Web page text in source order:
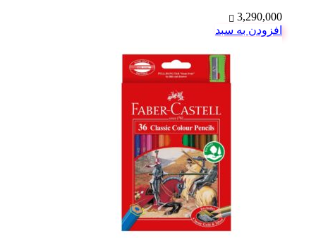
3,290,000
افزودن به سبد